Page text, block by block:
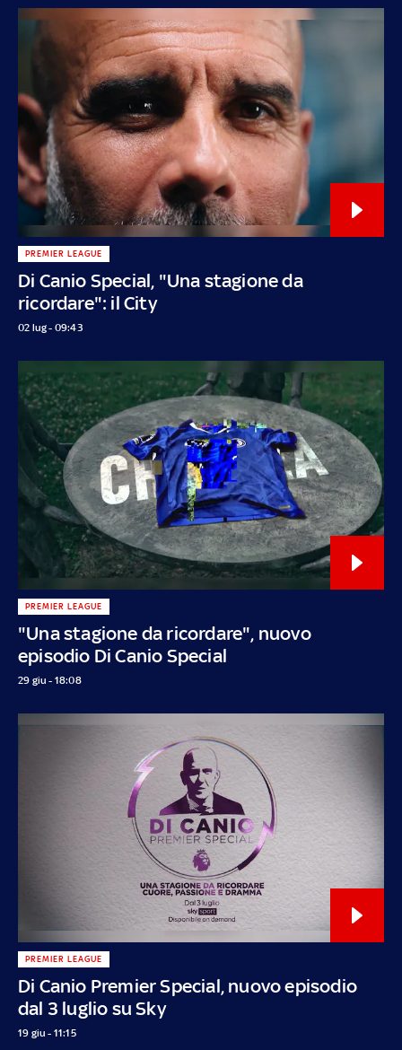
Di Canio Special, "Una stagione da
ricordare": il City
PREMIER LEAGUE
02 lug - 09:43
"Una stagione da ricordare", nuovo
episodio Di Canio Special
PREMIER LEAGUE
29 giu - 18:08
Di Canio Premier Special, nuovo episodio
dal 3 luglio su Sky
PREMIER LEAGUE
19 giu - 11:15